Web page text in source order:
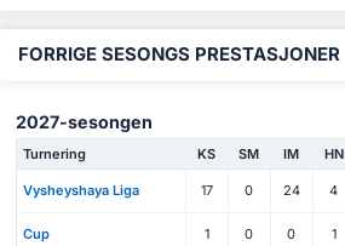
FORRIGE SESONGS PRESTASJONER
2027-sesongen
Turnering KS SM IM HN
Vysheyshaya Liga 17 0 24 4
Cup 1 0 0 1